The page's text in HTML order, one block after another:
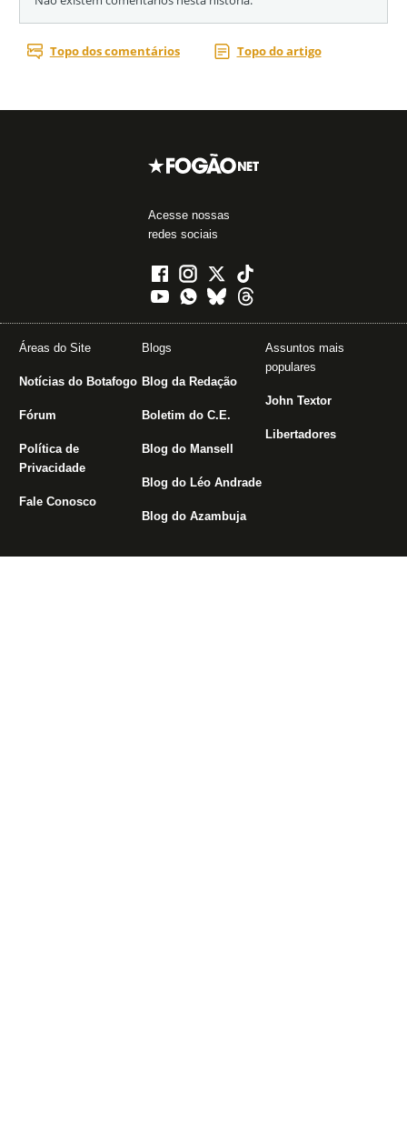
Acesse nossas
redes sociais
Áreas do Site
Notícias do Botafogo
Fórum
Política de
Privacidade
Fale Conosco
Blogs
Blog da Redação
Boletim do C.E.
Blog do Mansell
Blog do Léo Andrade
Blog do Azambuja
Assuntos mais
populares
John Textor
Libertadores